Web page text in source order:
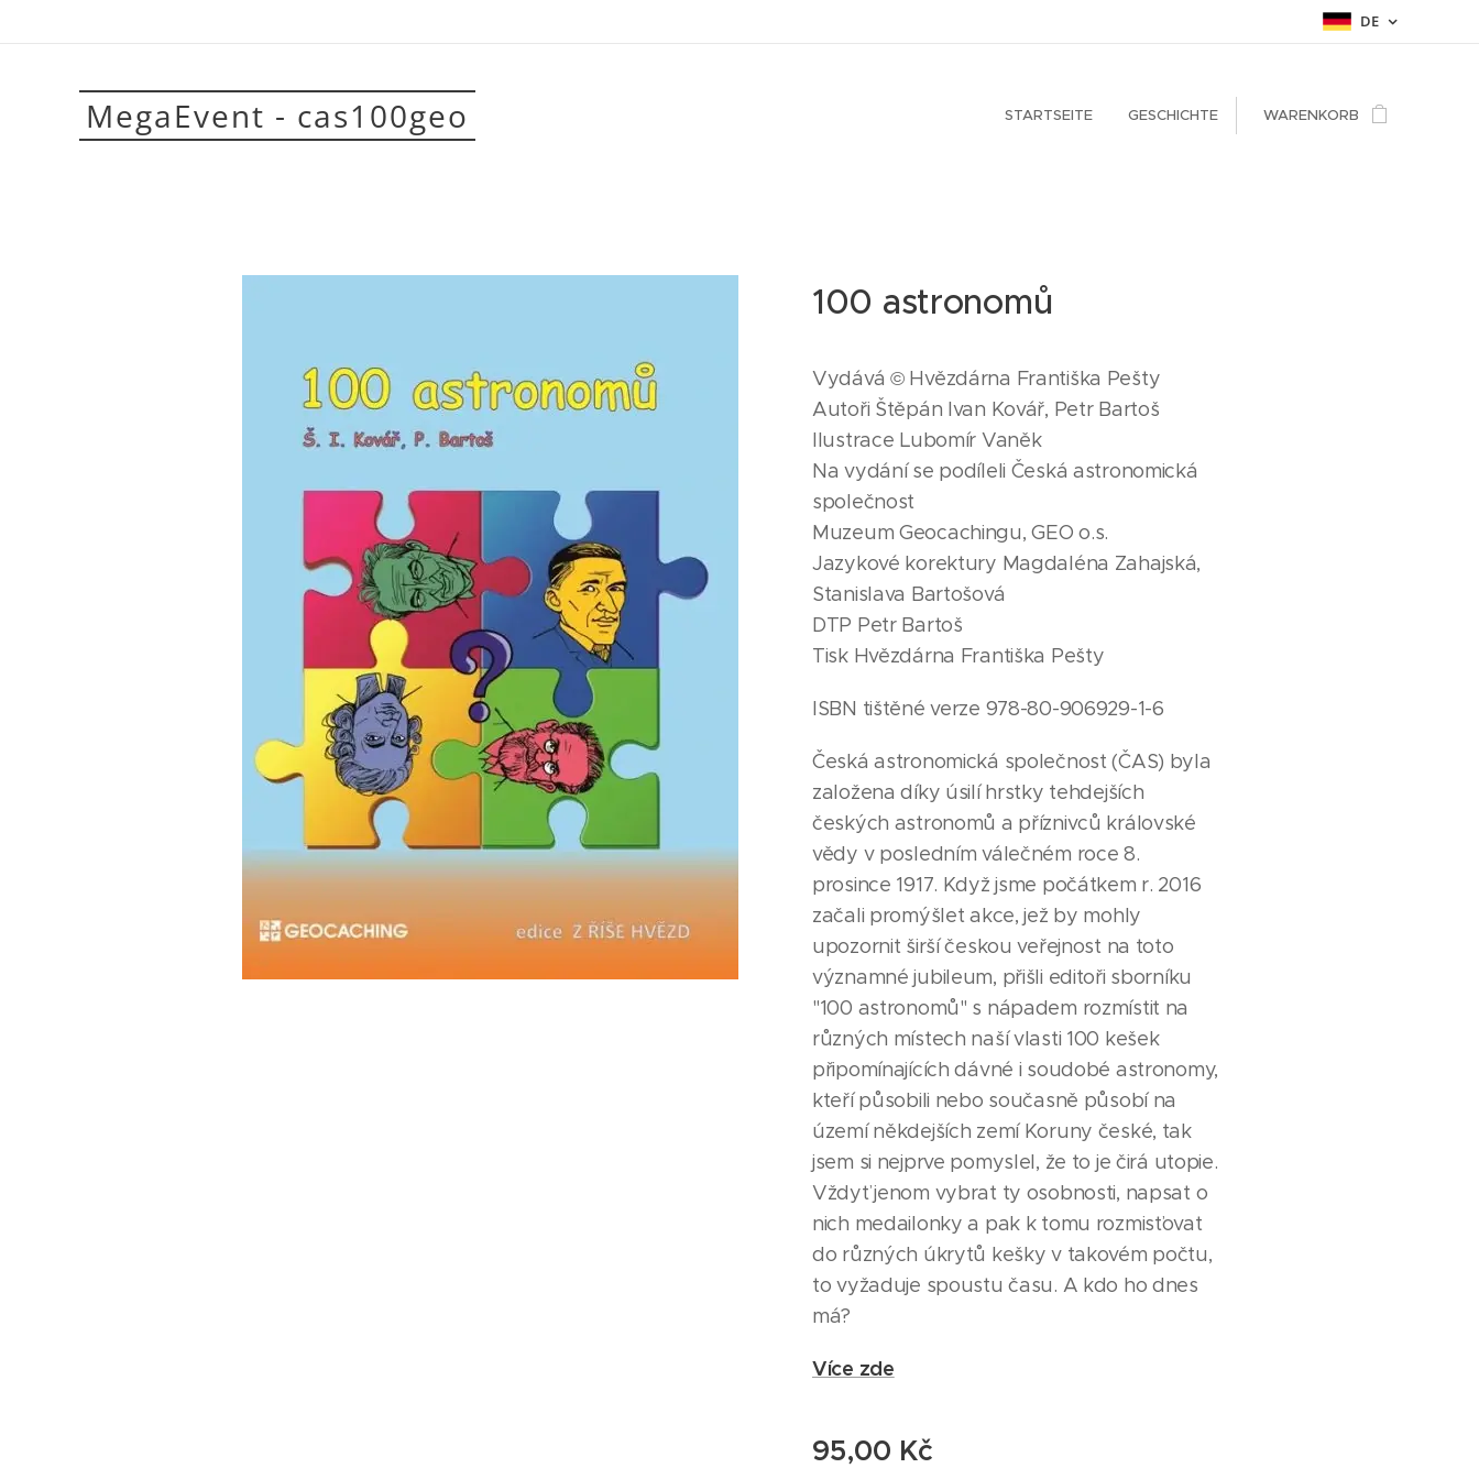
DE
MegaEvent - cas100geo STARTSEITE GESCHICHTE WARENKORB
100 astronomů
Vydává © Hvězdárna Františka Pešty
Autoři Štěpán Ivan Kovář, Petr Bartoš
Ilustrace Lubomír Vaněk
Na vydání se podíleli Česká astronomická
společnost
Muzeum Geocachingu, GEO o.s.
Jazykové korektury Magdaléna Zahajská,
Stanislava Bartošová
DTP Petr Bartoš
Tisk Hvězdárna Františka Pešty
ISBN tištěné verze 978-80-906929-1-6
Česká astronomická společnost (ČAS) byla
založena díky úsilí hrstky tehdejších
českých astronomů a příznivců královské
vědy v posledním válečném roce 8.
prosince 1917. Když jsme počátkem r. 2016
začali promýšlet akce, jež by mohly
upozornit širší českou veřejnost na toto
významné jubileum, přišli editoři sborníku
"100 astronomů" s nápadem rozmístit na
různých místech naší vlasti 100 kešek
připomínajících dávné i soudobé astronomy,
kteří působili nebo současně působí na
území někdejších zemí Koruny české, tak
jsem si nejprve pomyslel, že to je čirá utopie.
Vždyť jenom vybrat ty osobnosti, napsat o
nich medailonky a pak k tomu rozmisťovat
do různých úkrytů kešky v takovém počtu,
to vyžaduje spoustu času. A kdo ho dnes
má?
Více zde
95,00 Kč